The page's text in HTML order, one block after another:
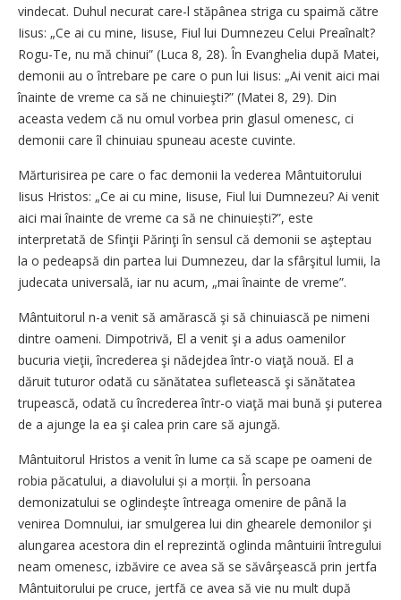
vindecat. Duhul necurat care-l stăpânea striga cu spaimă către
Iisus: „Ce ai cu mine, Iisuse, Fiul lui Dumnezeu Celui Preaînalt?
Rogu-Te, nu mă chinui” (Luca 8, 28). În Evanghelia după Matei,
demonii au o întrebare pe care o pun lui Iisus: „Ai venit aici mai
înainte de vreme ca să ne chinuieşti?” (Matei 8, 29). Din
aceasta vedem că nu omul vorbea prin glasul omenesc, ci
demonii care îl chinuiau spuneau aceste cuvinte.
Mărturisirea pe care o fac demonii la vederea Mântuitorului
Iisus Hristos: „Ce ai cu mine, ­Iisuse, Fiul lui Dumnezeu? Ai venit
aici mai înainte de vreme ca să ne chinuiești?”, este
interpretată de Sfinţii Părinţi în sensul că demonii se aşteptau
la o pedeapsă din partea lui Dumnezeu, dar la sfârşitul lumii, la
judecata universală, iar nu acum, „mai înainte de vreme”.
Mântuitorul n-a venit să amărască şi să chinuiască pe nimeni
dintre oameni. Dimpotrivă, El a venit şi a adus oamenilor
bucuria vieţii, încrederea şi nădejdea într-o viaţă nouă. El a
dăruit tuturor odată cu sănătatea sufletească şi sănătatea
trupească, odată cu încrederea într-o viaţă mai bună şi puterea
de a ajunge la ea şi calea prin care să ajungă.
Mântuitorul Hristos a venit în lume ca să scape pe oameni de
robia păcatului, a diavolului și a morții. În persoana
demonizatului se oglindeşte întreaga omenire de până la
venirea Domnului, iar smulgerea lui din ghearele demonilor şi
alungarea acestora din el reprezintă oglinda mântuirii întregului
neam omenesc, izbăvire ce avea să se săvârşească prin jertfa
Mântuitorului pe cruce, jertfă ce avea să vie nu mult după